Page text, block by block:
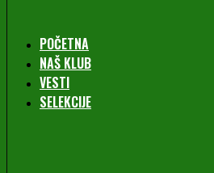
POČETNA
NAŠ KLUB
VESTI
SELEKCIJE